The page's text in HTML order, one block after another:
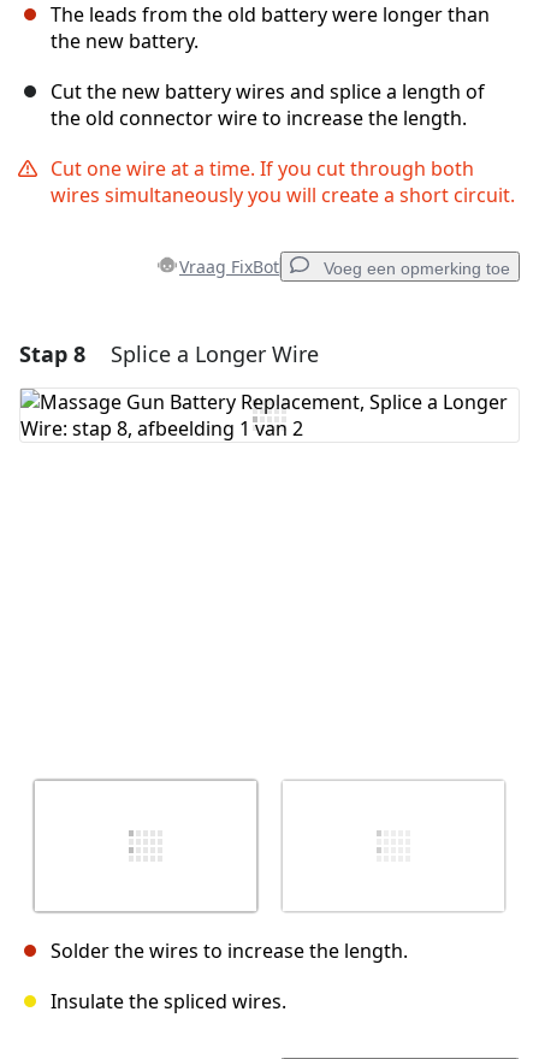
The leads from the old battery were longer than
the new battery.
Cut the new battery wires and splice a length of
the old connector wire to increase the length.
Cut one wire at a time. If you cut through both
wires simultaneously you will create a short circuit.
Vraag FixBot Voeg een opmerking toe
Voeg een opmerking toe
Voeg opmerking toe
Stap 8 Splice a Longer Wire
Solder the wires to increase the length.
Insulate the spliced wires.